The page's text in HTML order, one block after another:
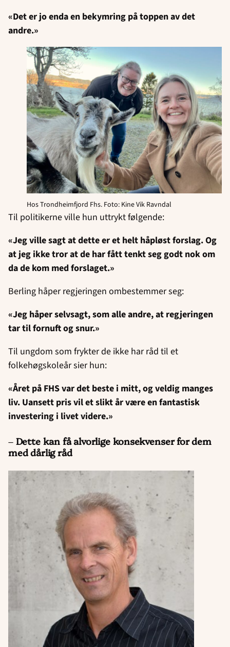
«Det er jo enda en bekymring på toppen av det
andre.»
Hos Trondheimfjord Fhs. Foto: Kine Vik Ravndal
Til politikerne ville hun uttrykt følgende:
«Jeg ville sagt at dette er et helt håpløst forslag. Og
at jeg ikke tror at de har fått tenkt seg godt nok om
da de kom med forslaget.»
Berling håper regjeringen ombestemmer seg:
«Jeg håper selvsagt, som alle andre, at regjeringen
tar til fornuft og snur.»
Til ungdom som frykter de ikke har råd til et
folkehøgskoleår sier hun:
«Året på FHS var det beste i mitt, og veldig manges
liv. Uansett pris vil et slikt år være en fantastisk
investering i livet videre.»
– Dette kan få alvorlige konsekvenser for dem
med dårlig råd